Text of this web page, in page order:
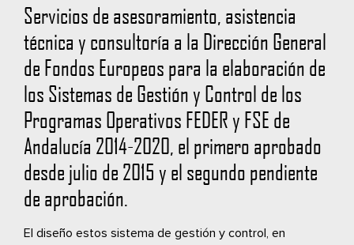
Servicios de asesoramiento, asistencia
técnica y consultoría a la Dirección General
de Fondos Europeos para la elaboración de
los Sistemas de Gestión y Control de los
Programas Operativos FEDER y FSE de
Andalucía 2014-2020, el primero aprobado
desde julio de 2015 y el segundo pendiente
de aprobación.
El diseño estos sistema de gestión y control, en